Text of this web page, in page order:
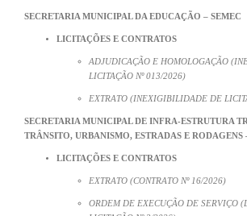
SECRETARIA MUNICIPAL DA EDUCAÇÃO – SEMEC
LICITAÇÕES E CONTRATOS
ADJUDICAÇÃO E HOMOLOGAÇÃO
LICITAÇÃO Nº 013/2026)
EXTRATO (INEXIGIBILIDADE DE
SECRETARIA MUNICIPAL DE INFRA-ESTRUTURA
TRÂNSITO, URBANISMO, ESTRADAS E RODAGENS
LICITAÇÕES E CONTRATOS
EXTRATO (CONTRATO Nº 16/2026)
ORDEM DE EXECUÇÃO DE SERVIÇO